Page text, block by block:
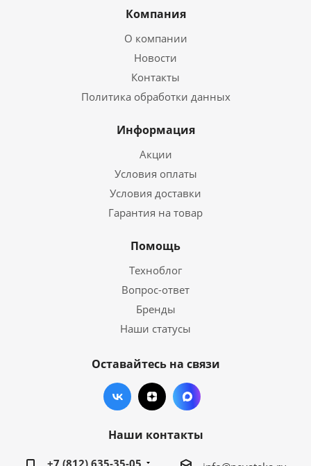
Компания
О компании
Новости
Контакты
Политика обработки данных
Информация
Акции
Условия оплаты
Условия доставки
Гарантия на товар
Помощь
Техноблог
Вопрос-ответ
Бренды
Наши статусы
Оставайтесь на связи
Наши контакты
+7 (812) 635-35-05